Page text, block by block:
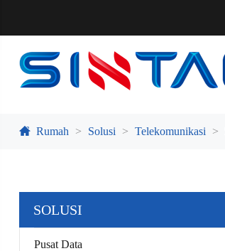
Rumah Solusi Telekomunikasi
SOLUSI
Pusat Data